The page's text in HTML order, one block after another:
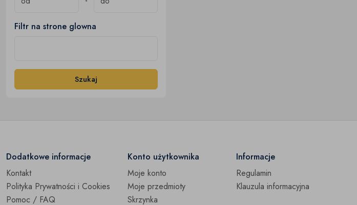
Filtr na strone glowna
Szukaj
Dodatkowe informacje
Kontakt
Polityka Prywatności i Cookies
Pomoc / FAQ
Konto użytkownika
Moje konto
Moje przedmioty
Skrzynka
Informacje
Regulamin
Klauzula informacyjna